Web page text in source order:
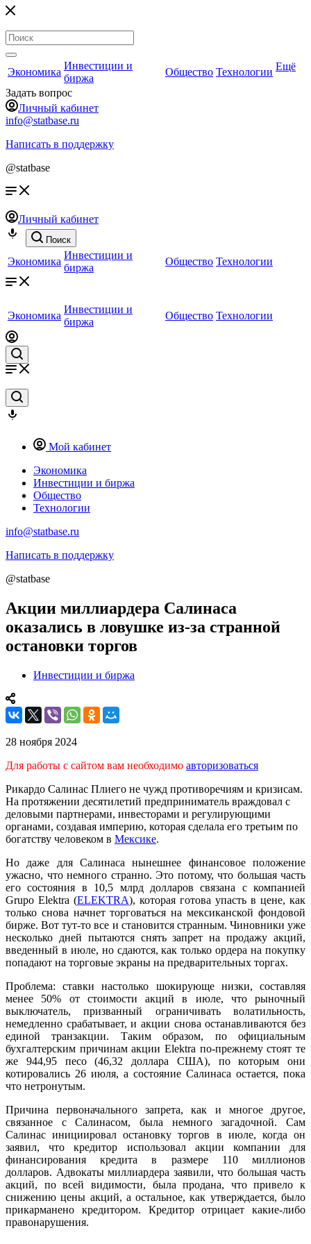
Экономика
Инвестиции и
биржа
Общество Технологии Ещё
Задать вопрос
Личный кабинет
info@statbase.ru
Написать в поддержку
@statbase
Личный кабинет
Поиск
Экономика
Инвестиции и
биржа
Общество Технологии
Экономика
Инвестиции и
биржа
Общество Технологии
Мой кабинет
Экономика
Инвестиции и биржа
Общество
Технологии
info@statbase.ru
Написать в поддержку
@statbase
Акции миллиардера Салинаса
оказались в ловушке из-за странной
остановки торгов
Инвестиции и биржа
28 ноября 2024
Для работы с сайтом вам необходимо авторизоваться
Рикардо Салинас Плиего не чужд противоречиям и кризисам.
На протяжении десятилетий предприниматель враждовал с
деловыми партнерами, инвесторами и регулирующими
органами, создавая империю, которая сделала его третьим по
богатству человеком в Мексике.
Но даже для Салинаса нынешнее финансовое положение
ужасно, что немного странно. Это потому, что большая часть
его состояния в 10,5 млрд долларов связана с компанией
Grupo Elektra (ELEKTRA), которая готова упасть в цене, как
только снова начнет торговаться на мексиканской фондовой
бирже. Вот тут-то все и становится странным. Чиновники уже
несколько дней пытаются снять запрет на продажу акций,
введенный в июле, но сдаются, как только ордера на покупку
попадают на торговые экраны на предварительных торгах.
Проблема: ставки настолько шокирующе низки, составляя
менее 50% от стоимости акций в июле, что рыночный
выключатель, призванный ограничивать волатильность,
немедленно срабатывает, и акции снова останавливаются без
единой транзакции. Таким образом, по официальным
бухгалтерским причинам акции Elektra по-прежнему стоят те
же 944,95 песо (46,32 доллара США), по которым они
котировались 26 июля, а состояние Салинаса остается, пока
что нетронутым.
Причина первоначального запрета, как и многое другое,
связанное с Салинасом, была немного загадочной. Сам
Салинас инициировал остановку торгов в июле, когда он
заявил, что кредитор использовал акции компании для
финансирования кредита в размере 110 миллионов
долларов. Адвокаты миллиардера заявили, что большая часть
акций, по всей видимости, была продана, что привело к
снижению цены акций, а остальное, как утверждается, было
прикарманено кредитором. Кредитор отрицает какие-либо
правонарушения.